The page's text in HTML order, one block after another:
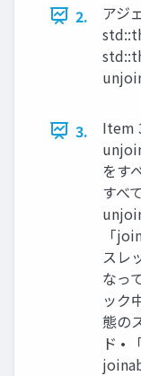
2.
アジ
3.
Item
をす
すべ
「
スレ
なっ
ック
態の
ド •